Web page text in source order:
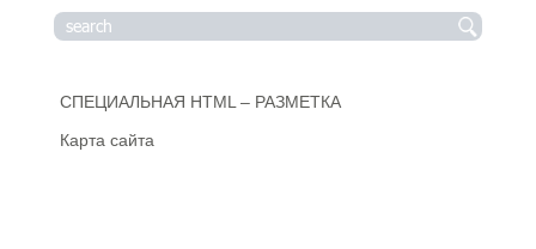
СПЕЦИАЛЬНАЯ HTML – РАЗМЕТКА
Карта сайта